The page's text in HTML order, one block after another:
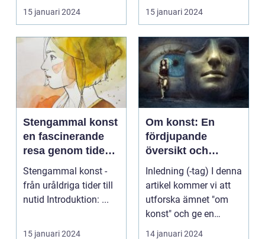
Inspiration**...
15 januari 2024
av konstverk som
använ...
15 januari 2024
Stengammal konst
en fascinerande
resa genom tidens
konstnärliga
uttryck
Stengammal konst -
från uråldriga tider till
nutid Introduktion: ...
15 januari 2024
Om konst: En
fördjupande
översikt och
analys
Inledning (-tag) I denna
artikel kommer vi att
utforska ämnet "om
konst" och ge en
grundlig översikt...
14 januari 2024